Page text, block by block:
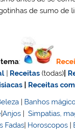
de sumo de
:
| Receitas (todas)
Receitas
| Banhos
|Anjos |Simpatias,
Fadas| Horoscopos |